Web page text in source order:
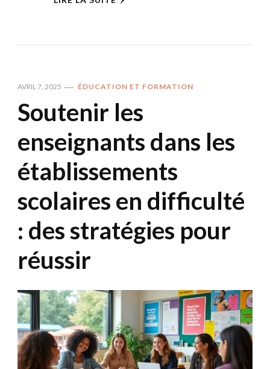
AVRIL 7, 2025 ÉDUCATION ET FORMATION
Soutenir les
enseignants dans les
établissements
scolaires en difficulté
: des stratégies pour
réussir